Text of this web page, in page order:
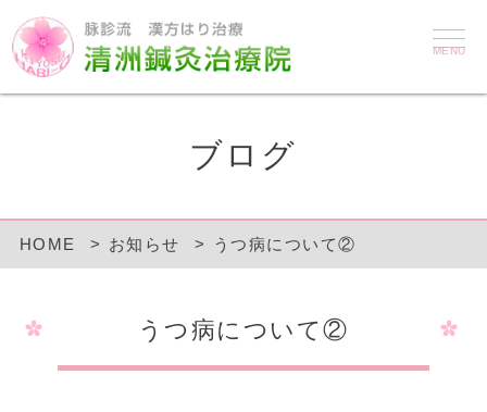
MENU
ブログ
HOME お知らせ うつ病について②
うつ病について②